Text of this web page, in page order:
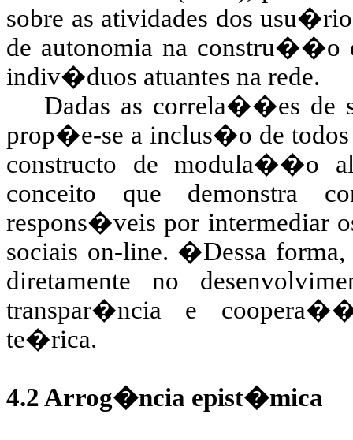
sobre as atividades dos
de autonomia na
indiv�duos atuantes na rede.
Dadas as correla��es de
prop�e-se a inclus�o de todos
constructo de modula��o
conceito que demonstra
respons�veis por intermediar
sociais on-line. �Dessa
diretamente no
transpar�ncia e
te�rica.
4.2 Arrog�ncia epist�mica